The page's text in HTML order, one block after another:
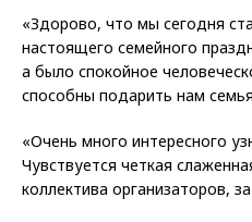
«Здорово, что мы сегодня
настоящего семейного
а было спокойное
способны подарить нам
«Очень много интересного
Чувствуется четкая
коллектива организаторов,